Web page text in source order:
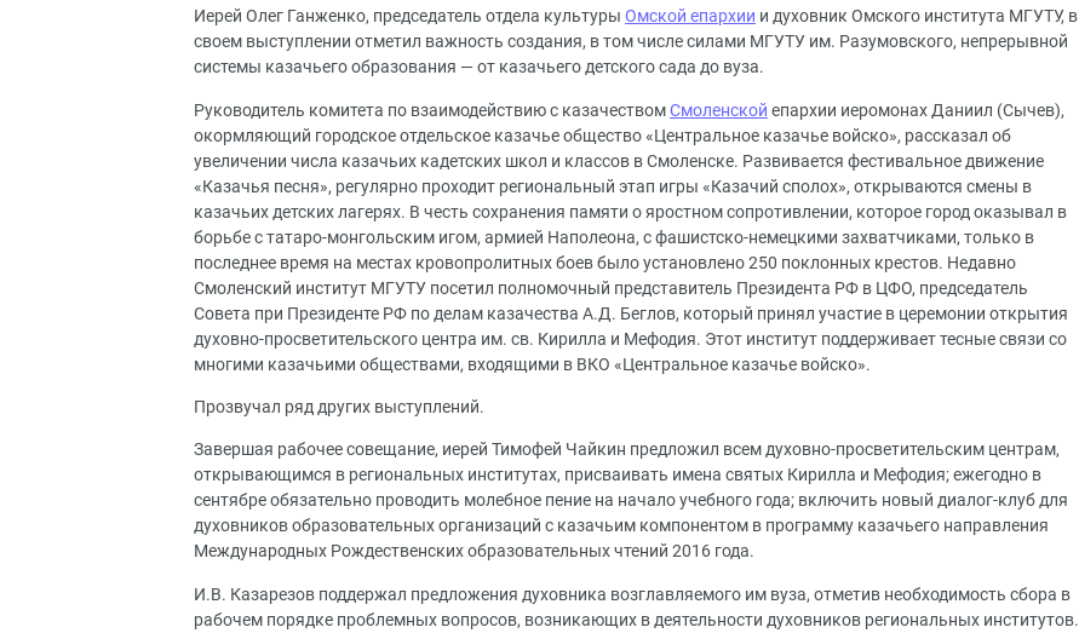
Иерей Олег Ганженко, председатель отдела культуры Омской епархии и духовник Омского института МГУТУ, в
своем выступлении отметил важность создания, в том числе силами МГУТУ им. Разумовского, непрерывной
системы казачьего образования — от казачьего детского сада до вуза.
Руководитель комитета по взаимодействию с казачествомСмоленской епархии иеромонах Даниил (Сычев),
окормляющий городское отдельское казачье общество «Центральное казачье войско», рассказал об
увеличении числа казачьих кадетских школ и классов в Смоленске. Развивается фестивальное движение
«Казачья песня», регулярно проходит региональный этап игры «Казачий сполох», открываются смены в
казачьих детских лагерях. В честь сохранения памяти о яростном сопротивлении, которое город оказывал в
борьбе с татаро-монгольским игом, армией Наполеона, с фашистско-немецкими захватчиками, только в
последнее время на местах кровопролитных боев было установлено 250 поклонных крестов. Недавно
Смоленский институт МГУТУ посетил полномочный представитель Президента РФ в ЦФО, председатель
Совета при Президенте РФ по делам казачества А.Д. Беглов, который принял участие в церемонии открытия
духовно-просветительского центра им. св. Кирилла и Мефодия. Этот институт поддерживает тесные связи со
многими казачьими обществами, входящими в ВКО «Центральное казачье войско».
Прозвучал ряд других выступлений.
Завершая рабочее совещание, иерей Тимофей Чайкин предложил всем духовно-просветительским центрам,
открывающимся в региональных институтах, присваивать имена святых Кирилла и Мефодия; ежегодно в
сентябре обязательно проводить молебное пение на начало учебного года; включить новый диалог-клуб для
духовников образовательных организаций с казачьим компонентом в программу казачьего направления
Международных Рождественских образовательных чтений 2016 года.
И.В. Казарезов поддержал предложения духовника возглавляемого им вуза, отметив необходимость сбора в
рабочем порядке проблемных вопросов, возникающих в деятельности духовников региональных институтов.